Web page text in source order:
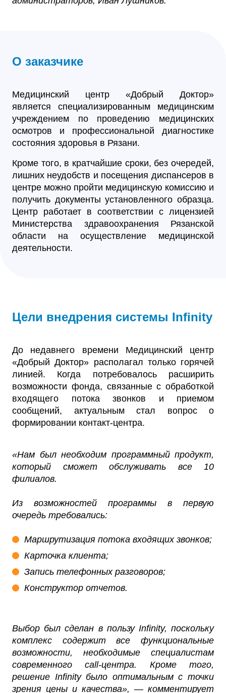
О заказчике
Медицинский центр «Добрый Доктор»
является специализированным медицинским
учреждением по проведению медицинских
осмотров и профессиональной диагностике
состояния здоровья в Рязани.
Кроме того, в кратчайшие сроки, без очередей,
лишних неудобств и посещения диспансеров в
центре можно пройти медицинскую комиссию и
получить документы установленного образца.
Центр работает в соответствии с лицензией
Министерства здравоохранения Рязанской
области на осуществление медицинской
деятельности.
Цели внедрения системы Infinity
До недавнего времени Медицинский центр
«Добрый Доктор» располагал только горячей
линией. Когда потребовалось расширить
возможности фонда, связанные с обработкой
входящего потока звонков и приемом
сообщений, актуальным стал вопрос о
формировании контакт-центра.
«Нам был необходим программный продукт,
который сможет обслуживать все 10
филиалов.
Из возможностей программы в первую
очередь требовались:
Маршрутизация потока входящих звонков;
Карточка клиента;
Запись телефонных разговоров;
Конструктор отчетов.
Выбор был сделан в пользу Infinity, поскольку
комплекс содержит все функциональные
возможности, необходимые специалистам
современного call-центра. Кроме того,
решение Infinity было оптимальным с точки
зрения цены и качества», — комментирует